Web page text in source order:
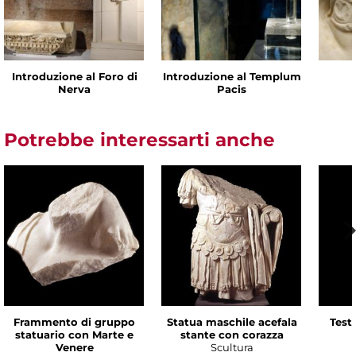
Introduzione al Foro di
Nerva
Introduzione al Templum
Pacis
Potrebbe interessarti anche
Frammento di gruppo
statuario con Marte e
Venere
Statua maschile acefala
stante con corazza
Scultura